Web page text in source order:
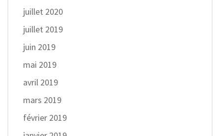
juillet 2020
juillet 2019
juin 2019
mai 2019
avril 2019
mars 2019
février 2019